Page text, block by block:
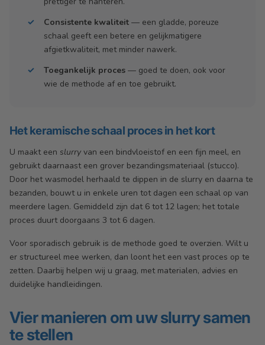
✓
Consistente kwaliteit — een gladde, poreuze
schaal geeft een betere en gelijkmatigere
afgietkwaliteit, met minder nawerk.
✓
Toegankelijk proces — goed te doen, ook voor
wie de methode af en toe gebruikt.
Het keramische schaal proces in het kort
U maakt een slurry van een bindvloeistof en een fijn meel, en
gebruikt daarnaast een grover bezandingsmateriaal (stucco).
Door het wasmodel herhaald te dippen in de slurry en daarna te
bezanden, bouwt u in enkele uren tot dagen een schaal op van
meerdere lagen. Gemiddeld zijn dat 6 tot 12 lagen; het totale
proces duurt doorgaans 3 tot 6 dagen.
Voor sporadisch gebruik is de methode goed te overzien. Wilt u
er structureel mee werken, dan loont het een vast proces op te
zetten. Daarbij helpen wij u graag, met materialen, advies en
duidelijke handleidingen.
Vier manieren om uw slurry samen
te stellen